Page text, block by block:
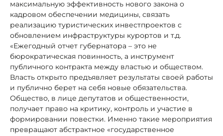
максимальную эффективность нового закона о
кадровом обеспечении медицины, связать
реализацию туристических инвестпроектов с
обновлением инфраструктуры курортов и т.д.
«Ежегодный отчет губернатора – это не
бюрократическая повинность, а инструмент
публичного контракта между властью и обществом.
Власть открыто предъявляет результаты своей работы
и публично берет на себя новые обязательства.
Общество, в лице депутатов и общественности,
получает право на критику, контроль и участие в
формировании повестки. Именно такие мероприятия
превращают абстрактное «государственное